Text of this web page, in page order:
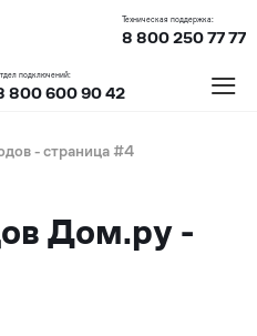
Техническая поддержка:
8 800 250 77 77
подключений:
800 600 90 42 ≡
- страница #4
Дом.ру -